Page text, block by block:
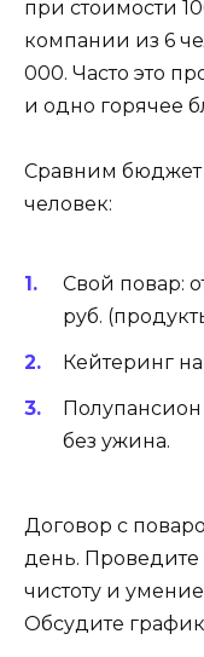
при стоимости
компании из 6
000. Часто это
и одно горячее
Сравним
человек:
Свой повар:
руб.
Кейтеринг
Полупансион
без ужина.
Договор с
день. Проведите
чистоту и
Обсудите